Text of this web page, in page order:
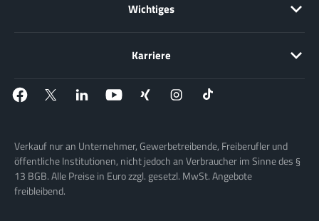
Wichtiges
Karriere
Verkauf nur an Unternehmer, Gewerbetreibende, Freiberufler und
öffentliche Institutionen, nicht jedoch an Verbraucher im Sinne des §
13 BGB. Alle Preise in Euro zzgl. gesetzl. MwSt. Angebote
freibleibend.